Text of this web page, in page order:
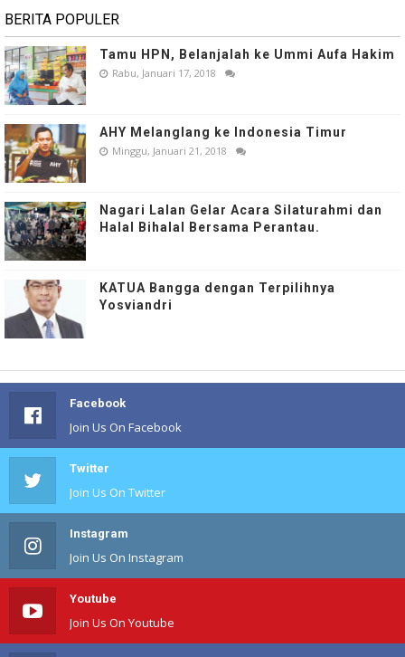
BERITA POPULER
Tamu HPN, Belanjalah ke Ummi Aufa Hakim
Rabu, Januari 17, 2018
AHY Melanglang ke Indonesia Timur
Minggu, Januari 21, 2018
Nagari Lalan Gelar Acara Silaturahmi dan
Halal Bihalal Bersama Perantau.
KATUA Bangga dengan Terpilihnya
Yosviandri
Facebook
Join Us On Facebook
Twitter
Join Us On Twitter
Instagram
Join Us On Instagram
Youtube
Join Us On Youtube